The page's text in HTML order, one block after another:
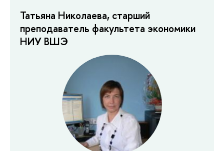
Татьяна Николаева, старший
преподаватель факультета экономики
НИУ ВШЭ